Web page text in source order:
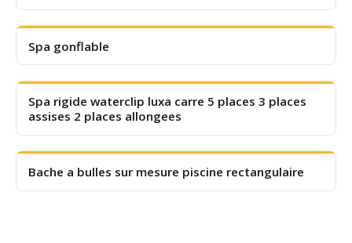
Spa gonflable
Spa rigide waterclip luxa carre 5 places 3 places
assises 2 places allongees
Bache a bulles sur mesure piscine rectangulaire